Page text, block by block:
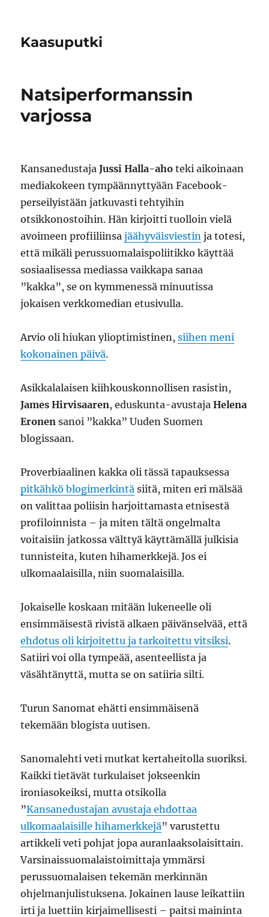
Kaasuputki
Natsiperformanssin
varjossa
KansanedustajaJussi Halla-aho teki aikoinaan
mediakokeen tympäännyttyään Facebook-
perseilyistään jatkuvasti tehtyihin
otsikkonostoihin. Hän kirjoitti tuolloin vielä
avoimeen profiiliinsajäähyväisviestin ja totesi,
että mikäli perussuomalaispoliitikko käyttää
sosiaalisessa mediassa vaikkapa sanaa
”kakka”, se on kymmenessä minuutissa
jokaisen verkkomedian etusivulla.
Arvio oli hiukan ylioptimistinen,siihen meni
kokonainen päivä.
Asikkalalaisen kiihkouskonnollisen rasistin,
James Hirvisaaren, eduskunta-avustajaHelena
Eronen sanoi ”kakka” Uuden Suomen
blogissaan.
Proverbiaalinen kakka oli tässä tapauksessa
pitkähkö blogimerkintä siitä, miten eri mälsää
on valittaa poliisin harjoittamasta etnisestä
profiloinnista – ja miten tältä ongelmalta
voitaisiin jatkossa välttyä käyttämällä julkisia
tunnisteita, kuten hihamerkkejä. Jos ei
ulkomaalaisilla, niin suomalaisilla.
Jokaiselle koskaan mitään lukeneelle oli
ensimmäisestä rivistä alkaen päivänselvää, että
ehdotus oli kirjoitettu ja tarkoitettu vitsiksi.
Satiiri voi olla tympeää, asenteellista ja
väsähtänyttä, mutta se on satiiria silti.
Turun Sanomat ehätti ensimmäisenä
tekemään blogista uutisen.
Sanomalehti veti mutkat kertaheitolla suoriksi.
Kaikki tietävät turkulaiset jokseenkin
ironiasokeiksi, mutta otsikolla
”Kansanedustajan avustaja ehdottaa
ulkomaalaisille hihamerkkejä” varustettu
artikkeli veti pohjat jopa auranlaaksolaisittain.
Varsinaissuomalaistoimittaja ymmärsi
perussuomalaisen tekemän merkinnän
ohjelmanjulistuksena. Jokainen lause leikattiin
irti ja luettiin kirjaimellisesti – paitsi maininta